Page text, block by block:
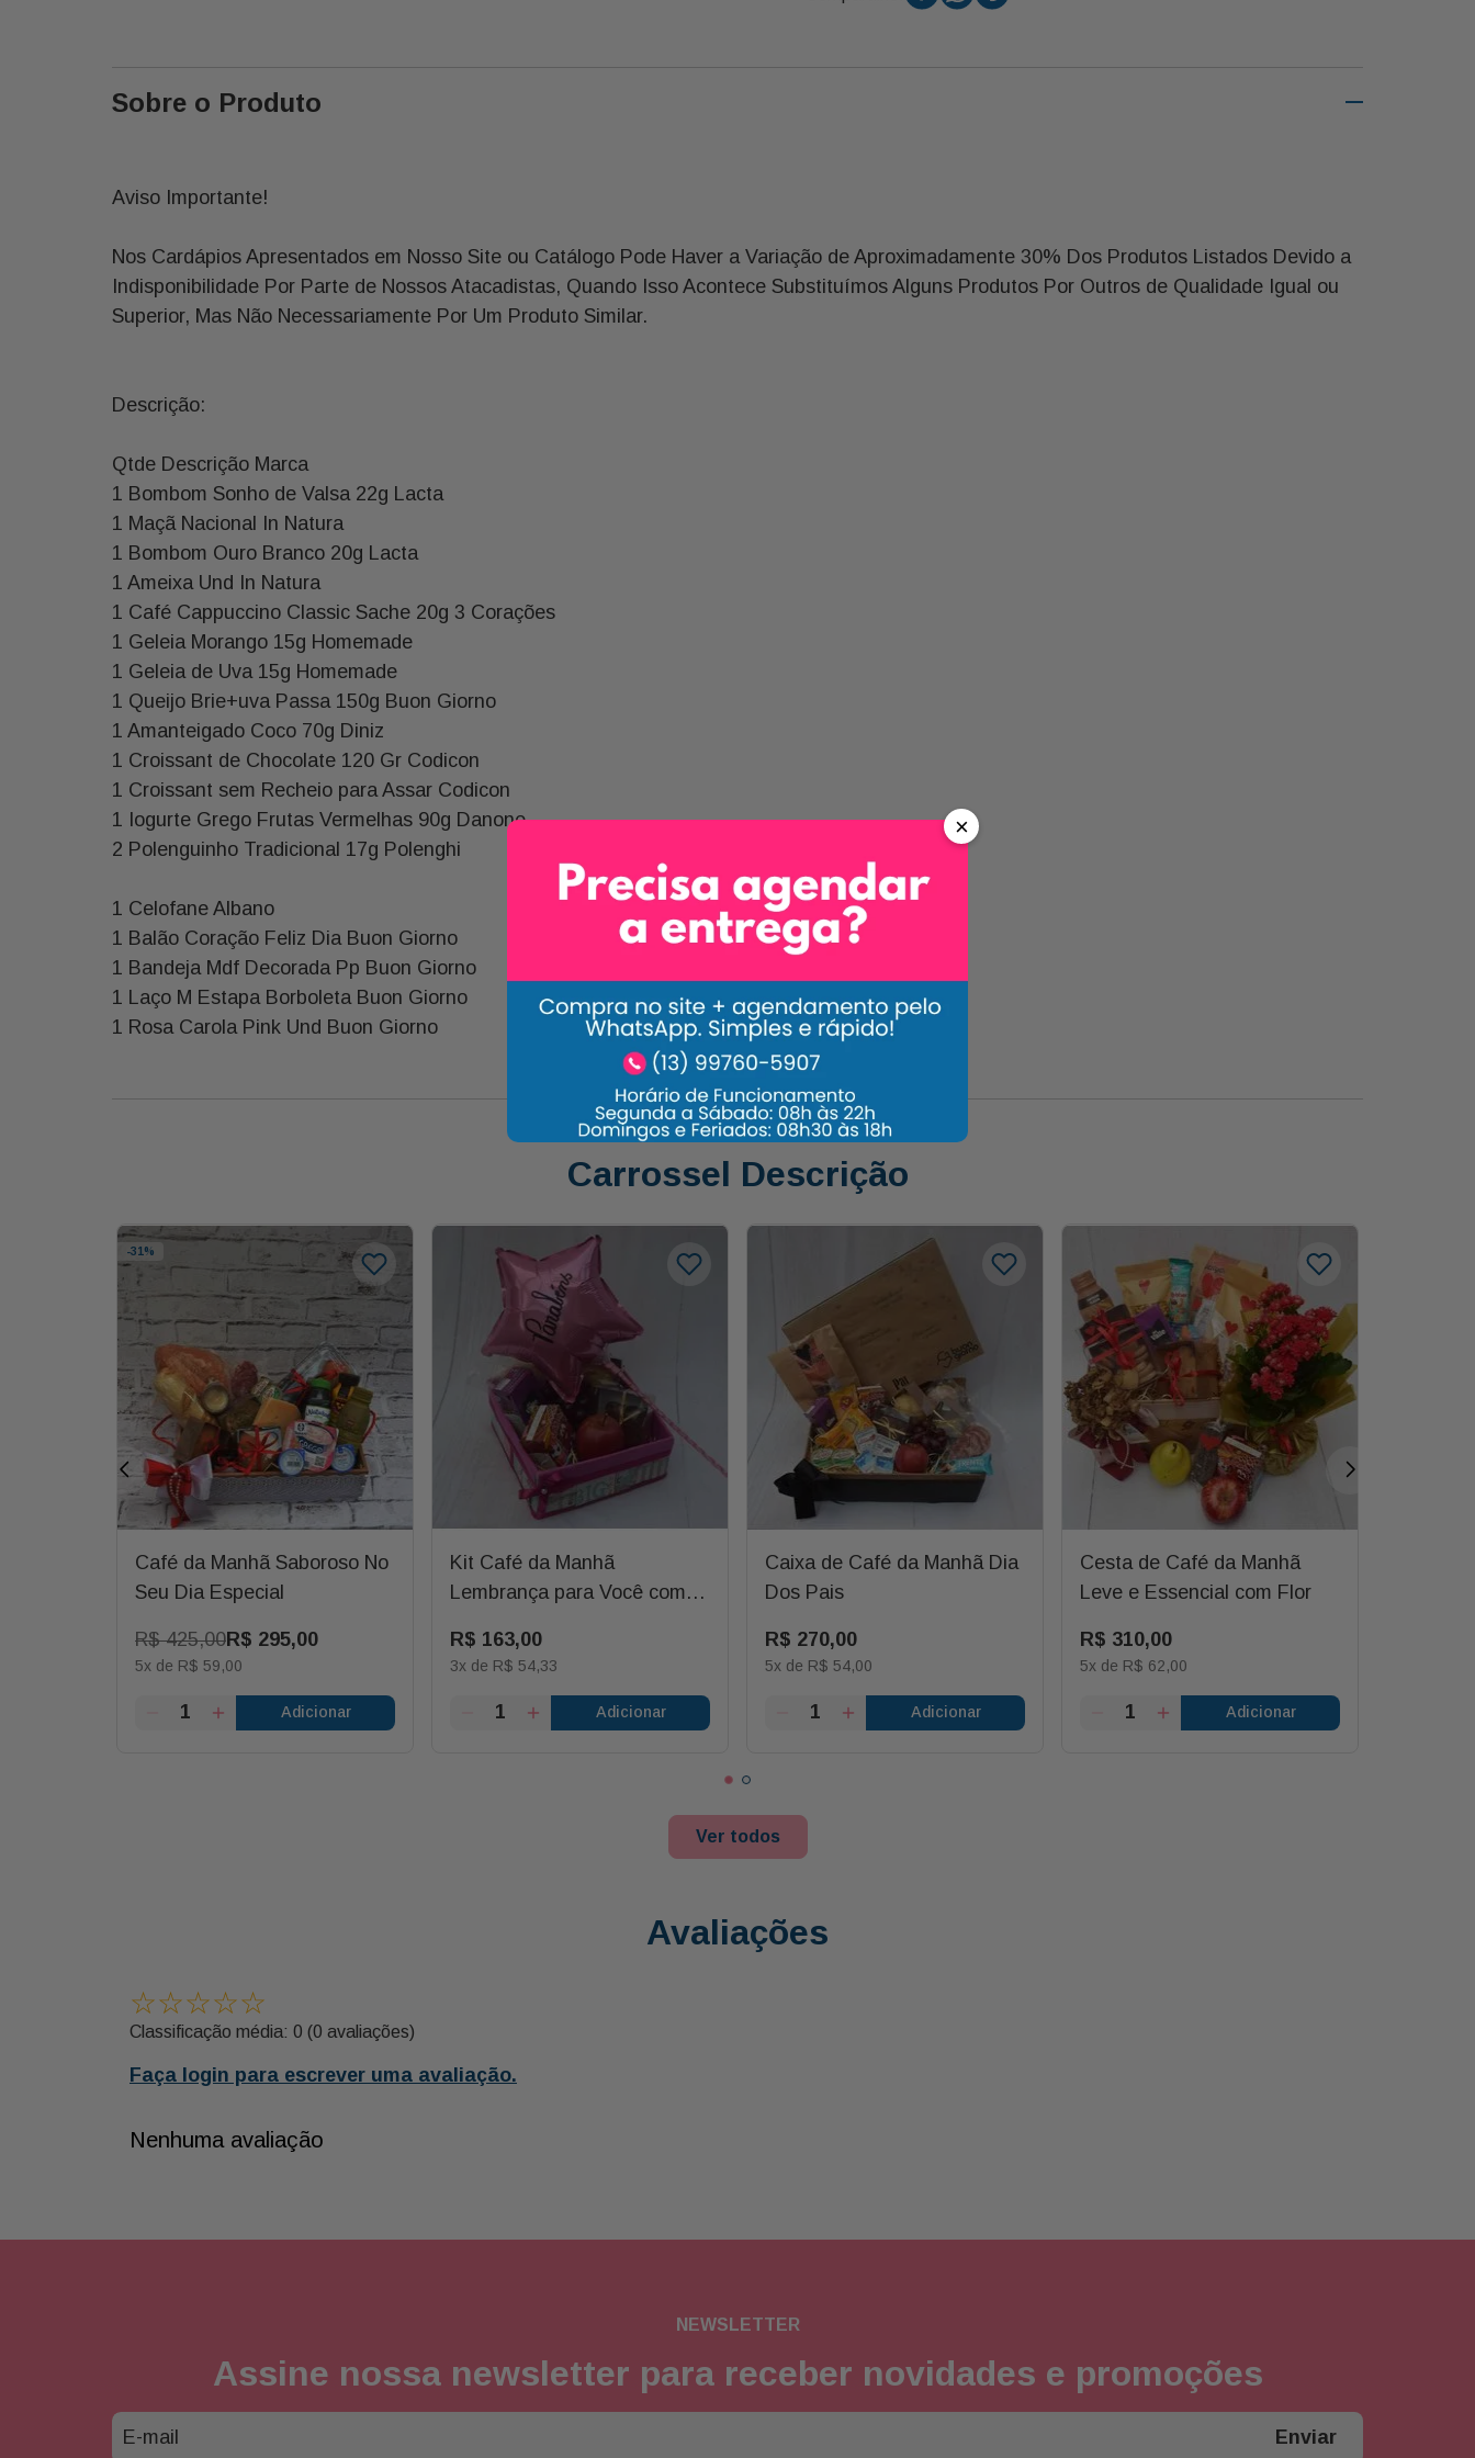
Sobre o Produto
Aviso Importante!
Nos Cardápios Apresentados em Nosso Site ou Catálogo Pode Haver a Variação de Aproximadamente 30% Dos Produtos Listados Devido a
Indisponibilidade Por Parte de Nossos Atacadistas, Quando Isso Acontece Substituímos Alguns Produtos Por Outros de Qualidade Igual ou
Superior, Mas Não Necessariamente Por Um Produto Similar.
Descrição:
Qtde Descrição Marca
1 Bombom Sonho de Valsa 22g Lacta
1 Maçã Nacional In Natura
1 Bombom Ouro Branco 20g Lacta
1 Ameixa Und In Natura
1 Café Cappuccino Classic Sache 20g 3 Corações
1 Geleia Morango 15g Homemade
1 Geleia de Uva 15g Homemade
1 Queijo Brie+uva Passa 150g Buon Giorno
1 Amanteigado Coco 70g Diniz
1 Croissant de Chocolate 120 Gr Codicon
1 Croissant sem Recheio para Assar Codicon
1 Iogurte Grego Frutas Vermelhas 90g Danone
2 Polenguinho Tradicional 17g Polenghi
1 Celofane Albano
1 Balão Coração Feliz Dia Buon Giorno
1 Bandeja Mdf Decorada Pp Buon Giorno
1 Laço M Estapa Borboleta Buon Giorno
1 Rosa Carola Pink Und Buon Giorno
Carrossel Descrição
-31%
Café da Manhã Saboroso No
Seu Dia Especial
R$ 425,00R$ 295,00
5x de R$ 59,00
Adicionar
Kit Café da Manhã
Lembrança para Você com
R$ 163,00
3x de R$ 54,33
Adicionar
Caixa de Café da Manhã Dia
Dos Pais
R$ 270,00
5x de R$ 54,00
Adicionar
Cesta de Café da Manhã
Leve e Essencial com Flor
R$ 310,00
5x de R$ 62,00
Adicionar
Ver todos
Avaliações
☆☆☆☆☆
Classificação média: 0 (0 avaliações)
Faça login para escrever uma avaliação.
Nenhuma avaliação
NEWSLETTER
Assine nossa newsletter para receber novidades e promoções
Enviar
×